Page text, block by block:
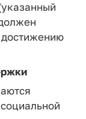
достижению